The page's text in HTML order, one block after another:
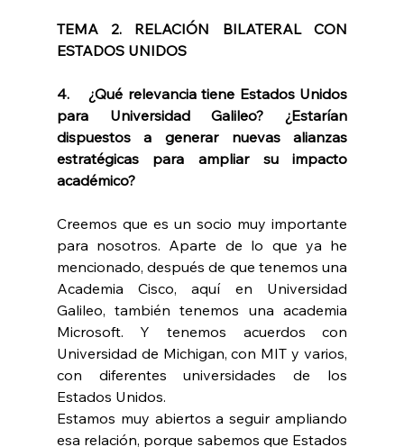
TEMA 2. RELACIÓN BILATERAL CON
ESTADOS UNIDOS
4.    ¿Qué relevancia tiene Estados Unidos
para Universidad Galileo? ¿Estarían
dispuestos a generar nuevas alianzas
estratégicas para ampliar su impacto
académico?
Creemos que es un socio muy importante
para nosotros. Aparte de lo que ya he
mencionado, después de que tenemos una
Academia Cisco, aquí en Universidad
Galileo, también tenemos una academia
Microsoft. Y tenemos acuerdos con
Universidad de Michigan, con MIT y varios,
con diferentes universidades de los
Estados Unidos.
Estamos muy abiertos a seguir ampliando
esa relación, porque sabemos que Estados